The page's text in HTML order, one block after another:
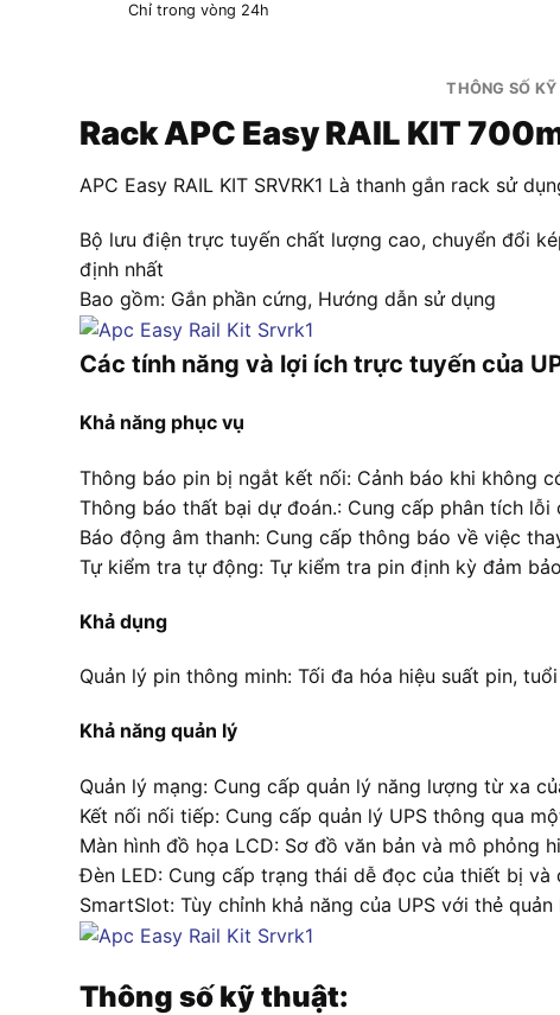
Chỉ trong vòng 24h
THÔNG SỐ
Rack APC Easy RAIL KIT
APC Easy RAIL KIT SRVRK1 Là thanh gắn rack sử
Bộ lưu điện trực tuyến chất lượng cao, chuyển đổi
định nhất
Bao gồm: Gắn phần cứng, Hướng dẫn sử dụng
Các tính năng và lợi ích trực tuyến của
Khả năng phục vụ
Thông báo pin bị ngắt kết nối: Cảnh báo khi không
Thông báo thất bại dự đoán.: Cung cấp phân tích
Báo động âm thanh: Cung cấp thông báo về việc
Tự kiểm tra tự động: Tự kiểm tra pin định kỳ đảm
Khả dụng
Quản lý pin thông minh: Tối đa hóa hiệu suất pin,
Khả năng quản lý
Quản lý mạng: Cung cấp quản lý năng lượng từ xa
Kết nối nối tiếp: Cung cấp quản lý UPS thông qua
Màn hình đồ họa LCD: Sơ đồ văn bản và mô phỏng
Đèn LED: Cung cấp trạng thái dễ đọc của thiết bị và
SmartSlot: Tùy chỉnh khả năng của UPS với thẻ quản
Thông số kỹ thuật: